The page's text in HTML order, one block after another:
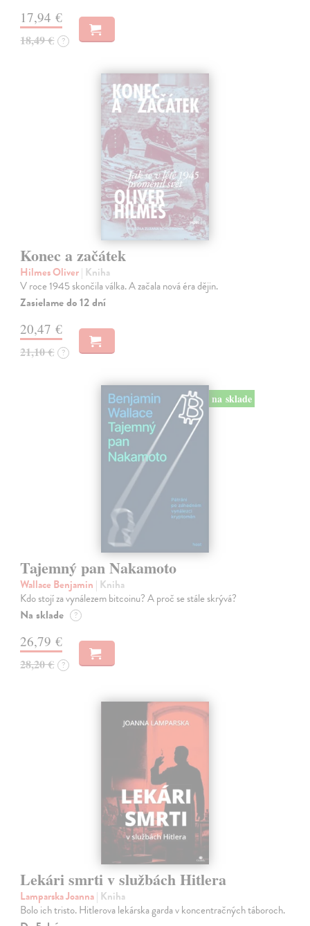
17,94 €
18,49 € ?
Konec a začátek
Hilmes Oliver| Kniha
V roce 1945 skončila válka. A začala nová éra dějin.
Zasielame do 12 dní
20,47 €
21,10 € ?
na sklade
Tajemný pan Nakamoto
Wallace Benjamin | Kniha
Kdo stojí za vynálezem bitcoinu? A proč se stále skrývá?
Na sklade ?
26,79 €
28,20 € ?
Lekári smrti v službách Hitlera
Lamparska Joanna| Kniha
Bolo ich tristo. Hitlerova lekárska garda v koncentračných táboroch.